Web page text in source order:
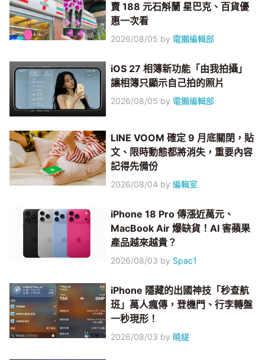
賣 188 元石斛蘭 星巴克、百貨優
惠一次看
2026/08/05 by 電獺編輯部
iOS 27 相簿新功能「由我拍攝」
讓相簿只顯示自己拍的照片
2026/08/05 by 電獺編輯部
LINE VOOM 確定 9 月底關閉，貼
文、限時動態都將消失，重要內容
記得先備份
2026/08/04 by編輯室
iPhone 18 Pro 傳漲近萬元、
MacBook Air 爆缺貨！AI 害蘋果
產品越來越貴？
2026/08/03 by Spac1
iPhone 隱藏的出國神技「秒查航
班」萬人瘋傳，登機門、行李轉盤
一秒現形！
2026/08/03 by 曉緹